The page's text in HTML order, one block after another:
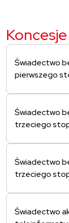
Koncesje
Świadectwo
pierwszego
Świadectwo
trzeciego
Świadectwo
trzeciego
Świadectwo